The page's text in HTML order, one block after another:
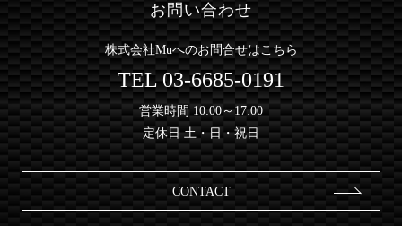
お問い合わせ
株式会社Muへのお問合せはこちら
TEL03-6685-0191
営業時間 10:00～17:00
定休日 土・日・祝日
CONTACT